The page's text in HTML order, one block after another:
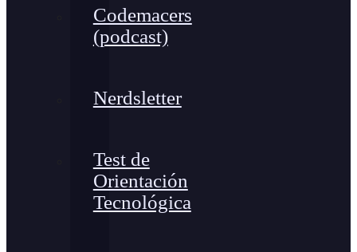
Codemacers
(podcast)
Nerdsletter
Test de
Orientación
Tecnológica